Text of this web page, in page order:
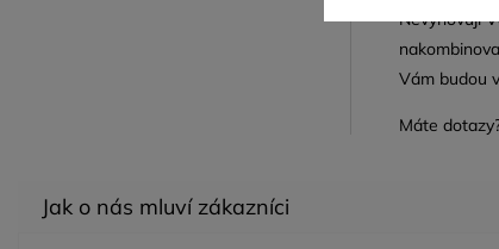
Nevyhovují
Vám budou
Máte